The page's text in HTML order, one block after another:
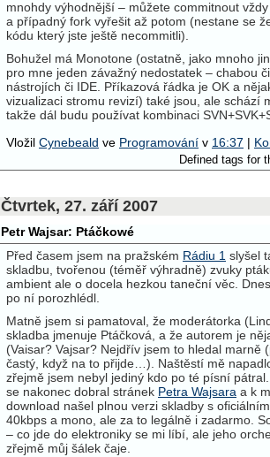
mnohdy výhodnější – můžete commitnout
a případný fork vyřešit až potom (nestane se
kódu který jste ještě necommitli).
Bohužel má Monotone (ostatně, jako mnoho
pro mne jeden závažný nedostatek – chabou
nástrojích či IDE. Příkazová řádka je OK a
vizualizaci stromu revizí) také jsou, ale schází
takže dál budu používat kombinaci
Vložil Cynebeald ve Programování v 16:37 |
Defined tags for
Čtvrtek, 27. září 2007
Petr Wajsar: Ptáčkowé
Před časem jsem na pražském Rádiu 1 slyšel
skladbu, tvořenou (téměř výhradně) zvuky
ambient ale o docela hezkou taneční věc.
po ní porozhlédl.
Matně jsem si pamatoval, že moderátorka
skladba jmenuje Ptáčková, a že autorem je
(Vaisar? Vajsar? Nejdřív jsem to hledal marně
častý, když na to přijde…). Naštěstí mě
zřejmě jsem nebyl jediný kdo po té písní
se nakonec dobral stránek Petra Wajsara a k
download našel plnou verzi skladby s
40kbps a mono, ale za to legálně i zadarmo.
– co jde do elektroniky se mi líbí, ale jeho
zřejmě můj šálek čaje.